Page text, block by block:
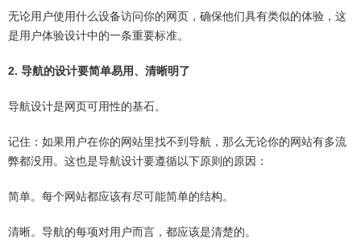
无论用户使用什么设备访问你的网页，确保他们具有类似的体验，这
是用户体验设计中的一条重要标准。
2. 导航的设计要简单易用、清晰明了
导航设计是网页可用性的基石。
记住：如果用户在你的网站里找不到导航，那么无论你的网站有多流
弊都没用。这也是导航设计要遵循以下原则的原因：
简单。每个网站都应该有尽可能简单的结构。
清晰。导航的每项对用户而言，都应该是清楚的。